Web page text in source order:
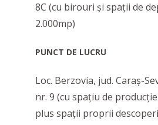
8C (cu birouri și spații de
2.000mp)
PUNCT DE LUCRU
Loc. Berzovia, jud. Caraș-
nr. 9 (cu spațiu de
plus spații proprii